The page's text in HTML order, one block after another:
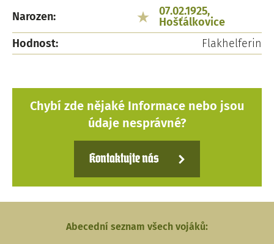
Narozen:
07.02.1925,
Hošťálkovice
Hodnost:
Flakhelferin
Chybí zde nějaké Informace nebo jsou
údaje nesprávné?
Kontaktujte nás
Abecední seznam všech vojáků: